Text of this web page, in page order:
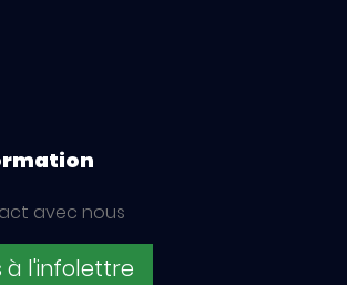
avec nous
à l'infolettre